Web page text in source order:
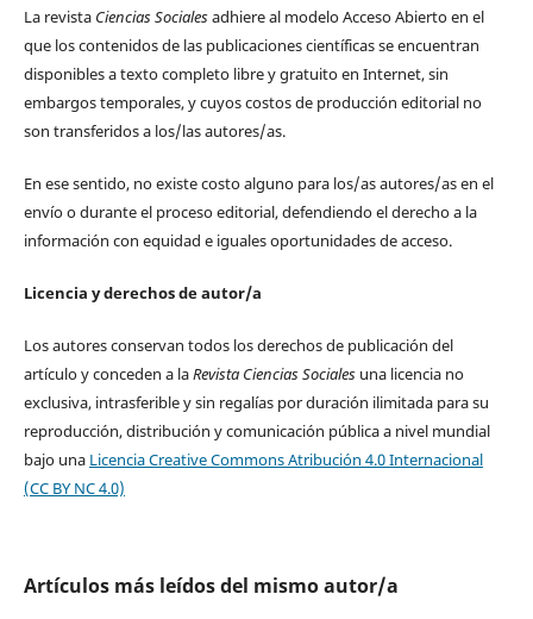
La revista Ciencias Socialesadhiere al modelo Acceso Abierto en el
que los contenidos de las publicaciones científicas se encuentran
disponibles a texto completo libre y gratuito en Internet, sin
embargos temporales, y cuyos costos de producción editorial no
son transferidos a los/las autores/as.
En ese sentido, no existe costo alguno para los/as autores/as en el
envío o durante el proceso editorial, defendiendo el derecho a la
información con equidad e iguales oportunidades de acceso.
Licencia y derechos de autor/a
Los autores conservan todos los derechos de publicación del
artículo y conceden a laRevista Ciencias Socialesuna licencia no
exclusiva, intrasferible y sin regalías por duración ilimitada para su
reproducción, distribución y comunicación pública a nivel mundial
bajo una Licencia Creative Commons Atribución 4.0 Internacional
(CC BY NC 4.0)
Artículos más leídos del mismo autor/a